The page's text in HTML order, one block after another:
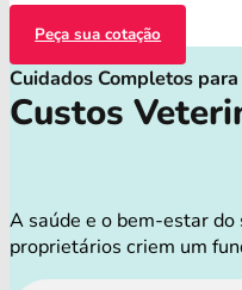
Peça sua cotação
Cuidados Completos
Custos
A saúde e o bem-estar
proprietários criem um